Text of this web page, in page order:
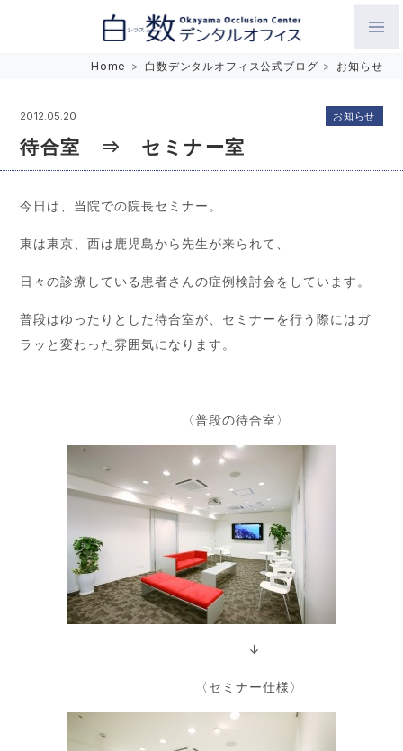
Home > 白数デンタルオフィス公式ブログ > お知らせ
2012.05.20
待合室 ⇒ セミナー室
お知らせ
今日は、当院での院長セミナー。
東は東京、西は鹿児島から先生が来られて、
日々の診療している患者さんの症例検討会をしています。
普段はゆったりとした待合室が、セミナーを行う際にはガ
ラッと変わった雰囲気になります。
〈普段の待合室〉
↓
〈セミナー仕様〉